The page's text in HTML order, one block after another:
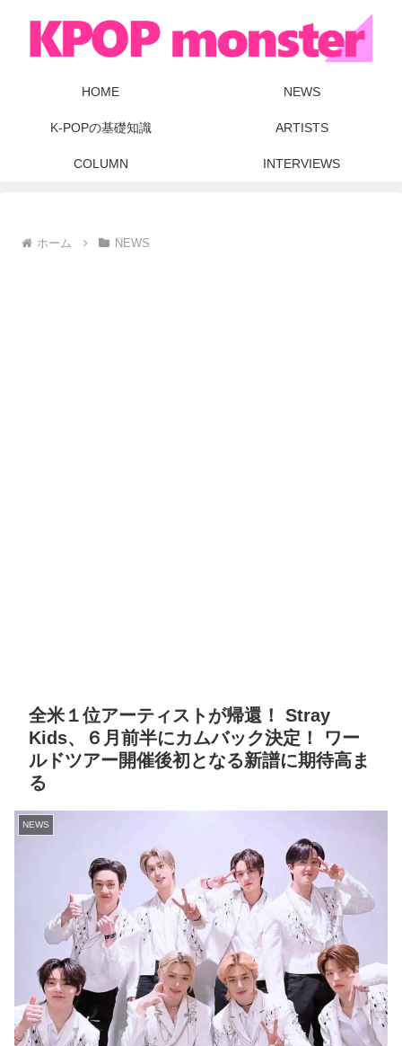
HOME NEWS
K-POPの基礎知識 ARTISTS
COLUMN INTERVIEWS
ホーム NEWS
全米１位アーティストが帰還！ Stray
Kids、６月前半にカムバック決定！ ワー
ルドツアー開催後初となる新譜に期待高ま
る
NEWS